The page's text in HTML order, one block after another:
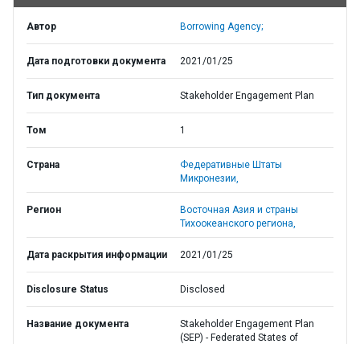
Автор Borrowing Agency;
Дата подготовки документа 2021/01/25
Тип документа Stakeholder Engagement Plan
Том 1
Страна
Федеративные Штаты
Микронезии,
Регион
Восточная Азия и страны
Тихоокеанского региона,
Дата раскрытия информации 2021/01/25
Disclosure Status Disclosed
Название документа
Stakeholder Engagement Plan
(SEP) - Federated States of